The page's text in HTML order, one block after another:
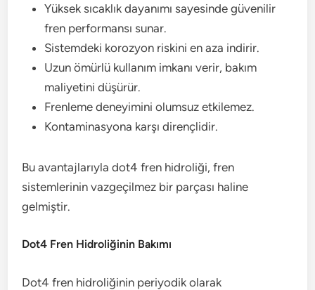
Yüksek sıcaklık dayanımı sayesinde güvenilir
fren performansı sunar.
Sistemdeki korozyon riskini en aza indirir.
Uzun ömürlü kullanım imkanı verir, bakım
maliyetini düşürür.
Frenleme deneyimini olumsuz etkilemez.
Kontaminasyona karşı dirençlidir.
Bu avantajlarıyla dot4 fren hidroliği, fren
sistemlerinin vazgeçilmez bir parçası haline
gelmiştir.
Dot4 Fren Hidroliğinin Bakımı
Dot4 fren hidroliğinin periyodik olarak